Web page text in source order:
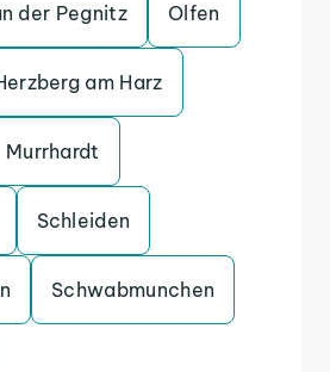
der Pegnitz Olfen
am Harz
Murrhardt
Schleiden
Schwabmunchen